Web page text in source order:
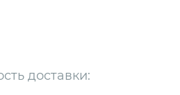
доставки: